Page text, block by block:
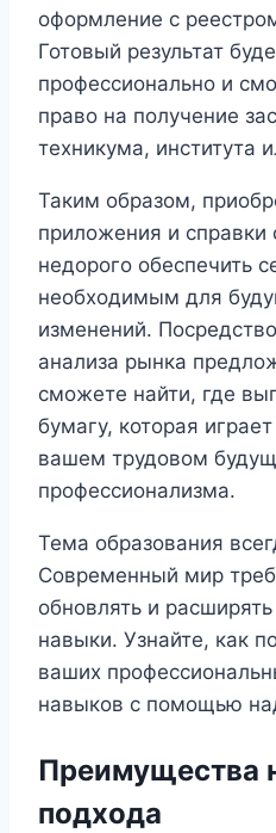
оформление с
Готовый результат
профессионально и
право на получение
техникума, института
Таким образом,
приложения и
недорого обеспечить
необходимым для
изменений.
анализа рынка
сможете найти, где
бумагу, которая
вашем трудовом
профессионализма.
Тема образования
Современный мир
обновлять и
навыки. Узнайте, как
ваших
навыков с помощью
Преимущества
подхода